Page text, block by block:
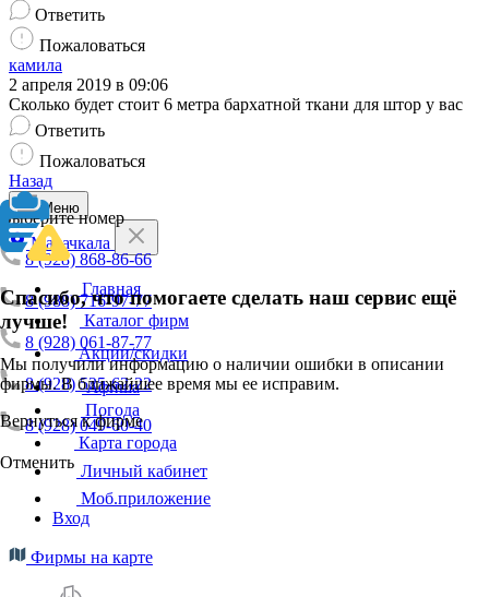
Ответить
Пожаловаться
камила
2 апреля 2019 в 09:06
Сколько будет стоит 6 метра бархатной ткани для штор у вас
Ответить
Пожаловаться
Назад
Выберите номер
8 (928) 868-86-66
8 (988) 716-97-77
8 (928) 061-87-77
8 (928) 525-62-22
8 (928) 049-60-40
Отменить
Спасибо, что помогаете сделать наш сервис ещё
лучше!
Мы получили информацию о наличии ошибки в описании
фирмы. В ближайшее время мы ее исправим.
Вернуться к фирме
Меню
Махачкала
Главная
Каталог фирм
Акции/скидки
Афиша
Погода
Карта города
Личный кабинет
Моб.приложение
Вход
Фирмы на карте